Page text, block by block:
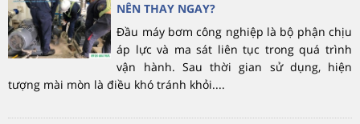
NÊN THAY NGAY?
Đầu máy bơm công nghiệp là bộ phận chịu
áp lực và ma sát liên tục trong quá trình
vận hành. Sau thời gian sử dụng, hiện
tượng mài mòn là điều khó tránh khỏi....